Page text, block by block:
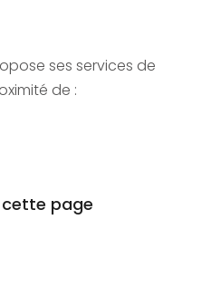
ses services de
de :